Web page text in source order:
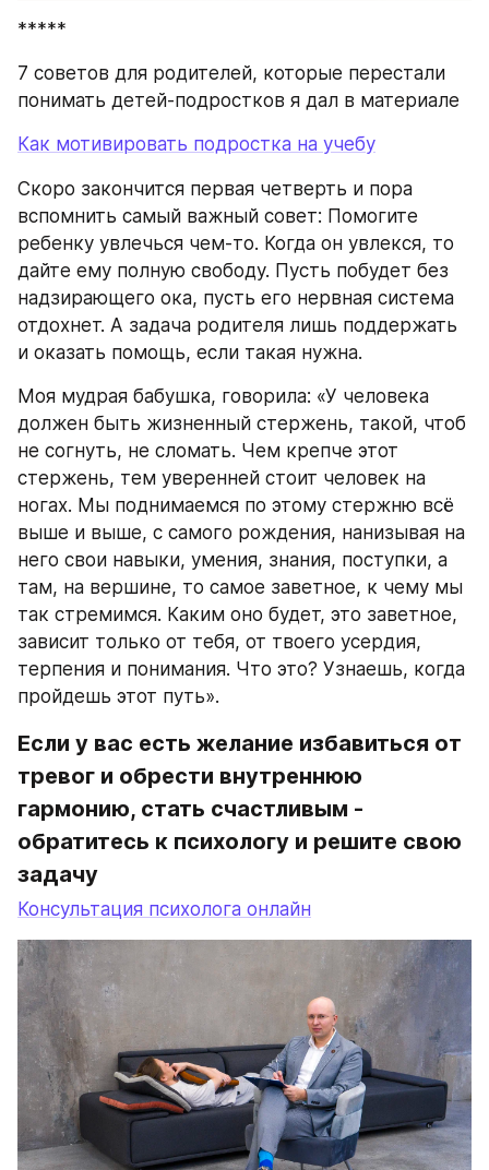
*****
7 советов для родителей, которые перестали
понимать детей-подростков я дал в материале
Как мотивировать подростка на учебу
Скоро закончится первая четверть и пора
вспомнить самый важный совет: Помогите
ребенку увлечься чем-то. Когда он увлекся, то
дайте ему полную свободу. Пусть побудет без
надзирающего ока, пусть его нервная система
отдохнет. А задача родителя лишь поддержать
и оказать помощь, если такая нужна.
Моя мудрая бабушка, говорила: «У человека
должен быть жизненный стержень, такой, чтоб
не согнуть, не сломать. Чем крепче этот
стержень, тем уверенней стоит человек на
ногах. Мы поднимаемся по этому стержню всё
выше и выше, с самого рождения, нанизывая на
него свои навыки, умения, знания, поступки, а
там, на вершине, то самое заветное, к чему мы
так стремимся. Каким оно будет, это заветное,
зависит только от тебя, от твоего усердия,
терпения и понимания. Что это? Узнаешь, когда
пройдешь этот путь».
Если у вас есть желание избавиться от
тревог и обрести внутреннюю
гармонию, стать счастливым -
обратитесь к психологу и решите свою
задачу
Консультация психолога онлайн